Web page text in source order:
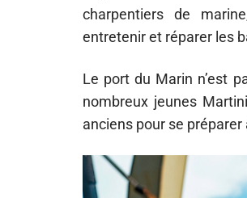
charpentiers de
entretenir et réparer les
Le port du Marin n’est
nombreux jeunes
anciens pour se